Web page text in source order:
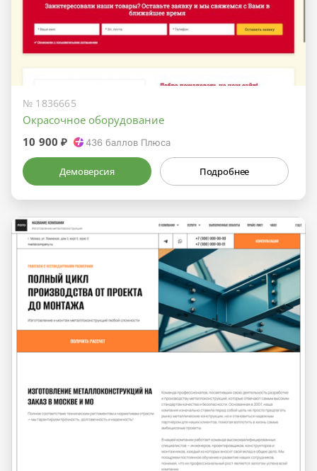
№ 1836665
Окрасочное оборудование
10 900 ₽
436баллов Плюса
Демоверсия Подробнее